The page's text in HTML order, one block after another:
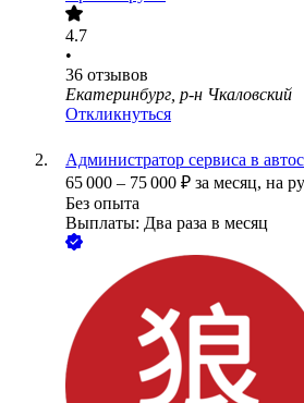
4.7
•
36 отзывов
Екатеринбург, р-н Чкаловский
Откликнуться
Администратор сервиса в
65 000 – 75 000 ₽ за месяц, на
Без опыта
Выплаты: Два раза в месяц